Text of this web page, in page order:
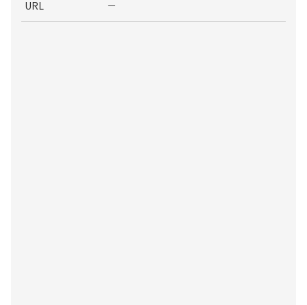
URL －